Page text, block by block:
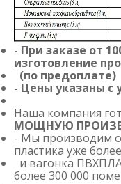
- При заказе от
изготовление
(по предоплате)
- Цены указаны с
Наша компания
МОЩНУЮ
- Мы производим
пластика уже
и вагонка
более 300 000